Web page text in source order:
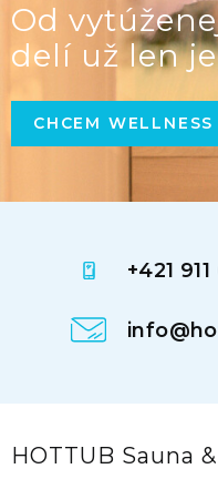
Od
delí už len
CHCEM WELLNESS
+421
HOTTUB Sauna